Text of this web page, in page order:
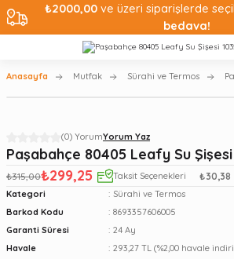
₺2000,00ve üzeri siparişlerde
bedava!
Anasayfa Mutfak Sürahi ve Termos
(0) YorumYorum Yaz
Paşabahçe 80405 Leafy Su
₺315,00₺299,25 Taksit Seçenekleri ₺30,38
Kategori
Sürahi ve Termos
Barkod Kodu
8693357606005
Garanti Süresi
24 Ay
Havale
293,27 TL (%2,00 havale